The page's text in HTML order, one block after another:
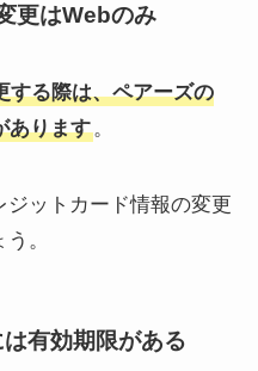
更はWebのみ
する際は、ペアーズの
あります。
ットカード情報の変更
。
有効期限がある